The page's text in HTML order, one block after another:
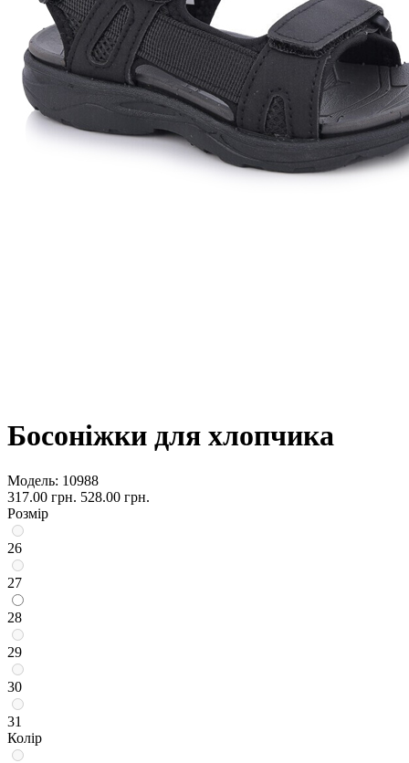
Босоніжки для хлопчика
Модель: 10988
317.00 грн. 528.00 грн.
Розмір
26
27
28
29
30
31
Колір